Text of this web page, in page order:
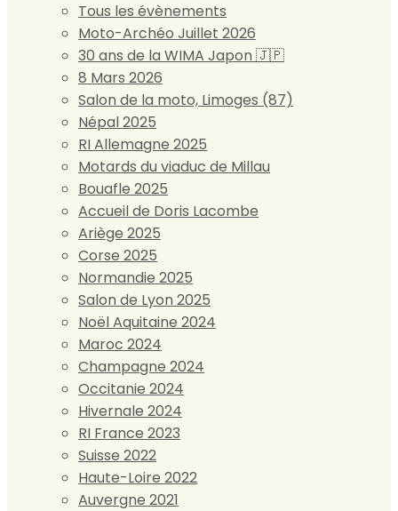
Tous les évènements
Moto-Archéo Juillet 2026
30 ans de la WIMA Japon 🇯🇵
8 Mars 2026
Salon de la moto, Limoges (87)
Népal 2025
RI Allemagne 2025
Motards du viaduc de Millau
Bouafle 2025
Accueil de Doris Lacombe
Ariège 2025
Corse 2025
Normandie 2025
Salon de Lyon 2025
Noël Aquitaine 2024
Maroc 2024
Champagne 2024
Occitanie 2024
Hivernale 2024
RI France 2023
Suisse 2022
Haute-Loire 2022
Auvergne 2021